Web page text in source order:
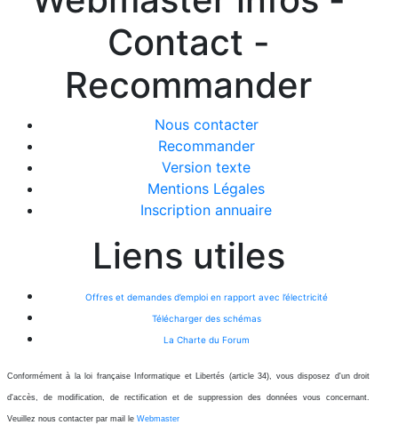
Contact -
Recommander
Nous contacter
Recommander
Version texte
Mentions Légales
Inscription annuaire
Liens utiles
Offres et demandes d’emploi en rapport avec l’électricité
Télécharger des schémas
La Charte du Forum
Conformément à la loi française Informatique et Libertés (article 34), vous disposez d'un droit
d'accès, de modification, de rectification et de suppression des données vous concernant.
Veuillez nous contacter par mail le Webmaster